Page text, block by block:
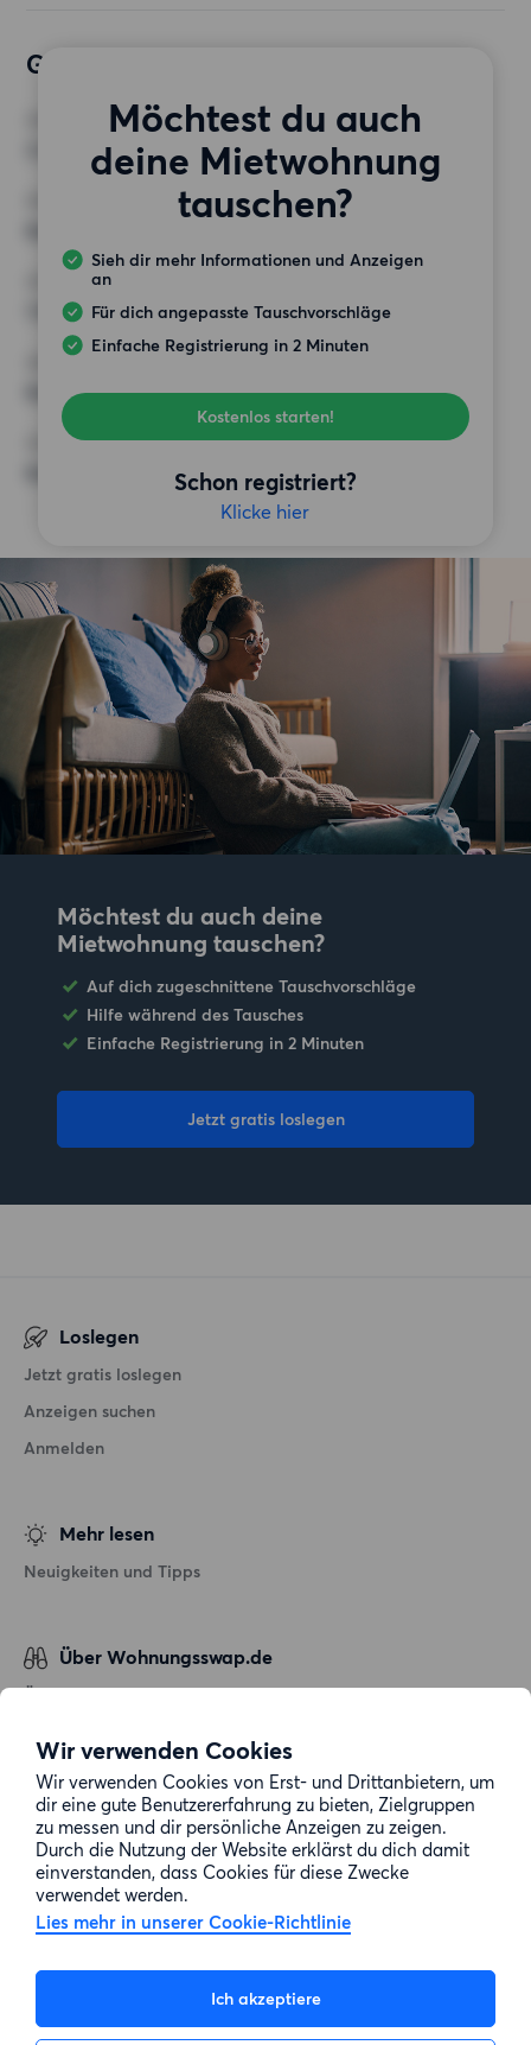
Wir verwenden Cookies
Wir verwenden Cookies von Erst- und Drittanbietern, um
dir eine gute Benutzererfahrung zu bieten, Zielgruppen
zu messen und dir persönliche Anzeigen zu zeigen.
Durch die Nutzung der Website erklärst du dich damit
einverstanden, dass Cookies für diese Zwecke
verwendet werden.
Lies mehr in unserer Cookie-Richtlinie
Ich akzeptiere
Gewünschte Wohnung
Möchtest du auch
deine Mietwohnung
tauschen?
Sieh dir mehr Informationen und Anzeigen
an
Für dich angepasste Tauschvorschläge
Einfache Registrierung in 2 Minuten
Kostenlos starten!
Schon registriert?
Klicke hier
3 Zimmer
MINDESTANZAHL AN QUADRATMETERN
HÖCHSTMIETE (KALTMIETE)
1 000 EUR
Keine besonderen Anforderungen
SONSTIGE PRÄFERENZEN
Keine bestimmten Präferenzen
Möchtest du auch deine
Mietwohnung tauschen?
Auf dich zugeschnittene Tauschvorschläge
Hilfe während des Tausches
Einfache Registrierung in 2 Minuten
Jetzt gratis loslegen
Loslegen
Jetzt gratis loslegen
Anzeigen suchen
Anmelden
Mehr lesen
Neuigkeiten und Tipps
Über Wohnungsswap.de
Über uns
Datenschutz
Cookie-Richtlinie
Sitemap